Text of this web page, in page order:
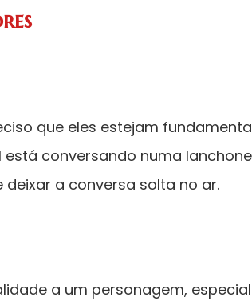
que eles estejam
conversando numa
a conversa solta no ar.
a um personagem,